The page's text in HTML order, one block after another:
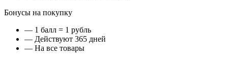
Бонусы на покупку
— 1 балл = 1 рубль
— Действуют 365 дней
— На все товары